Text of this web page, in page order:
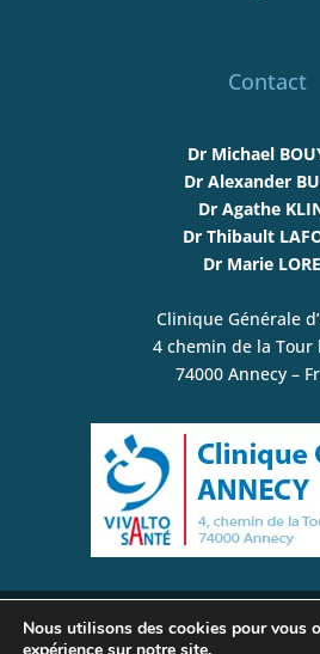
Contact
Dr Michael
Dr Alexander
Dr Agathe
Dr Thibault
Dr Marie
Clinique Générale
4 chemin de la Tour
74000 Annecy –
© www.plexusbrachial-
Nous utilisons des cookies pour vous